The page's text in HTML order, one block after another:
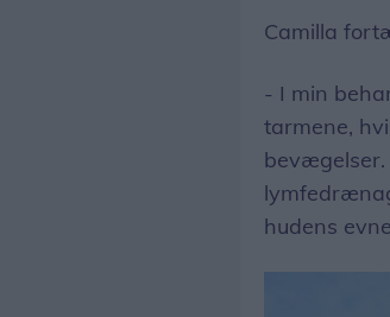
Camilla
- I min
tarmene,
bevægelser.
hudens